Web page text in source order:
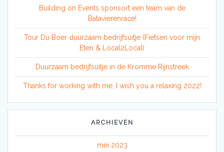
Building on Events sponsort een team van de
Batavierenrace!
Tour Du Boer duurzaam bedrijfsuitje (Fietsen voor mijn
Eten & Local2Local)
Duurzaam bedrijfsuitje in de Kromme Rijnstreek
Thanks for working with me, I wish you a relaxing 2022!
ARCHIEVEN
mei 2023